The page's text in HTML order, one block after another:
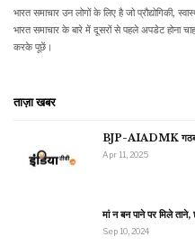
भारत समाचार उन लोगों के लिए है जो प्रौद्योगिकी,
भारत समाचार के बारे में दूसरों से पहले अपडेट होना
करके पूछें।
ताज़ा खबर
BJP-AIADMK गठबंधन
Apr 11, 2025
मां न बन पाने पर मिले
Sep 10, 2024